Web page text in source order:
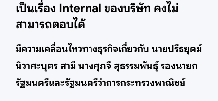
เป็นเรื่อง Internal ของบริษัท คงไม่
สามารถตอบได้
มีความเคลื่อนไหวทางธุรกิจเกี่ยวกับ นายปรีธยุตม์
นิวาศะบุตร สามี นางศุภจี สุธรรมพันธุ์ รองนายก
รัฐมนตรีและรัฐมนตรีว่าการกระทรวงพาณิชย์